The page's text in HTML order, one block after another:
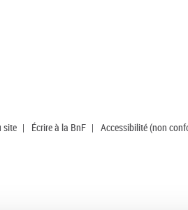
site | Écrire à la BnF | Accessibilité (non